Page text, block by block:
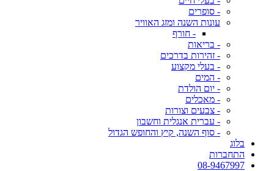
- סופרים
עונות השנה ומזג האוויר
- חורף
- בריאות
- זהירות בדרכים
- בעלי מקצוע
- המים
- יום הולדת
- מאכלים
- צבעים וצורות
- עברית אנגלית וחשבון
- סוף השנה, קיץ והחופש הגדול
בלוג
התחברות
08-9467997